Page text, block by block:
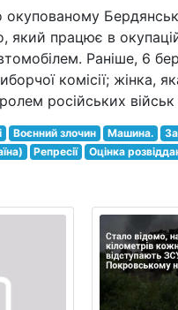
який працює в
Раніше, 6
комісії;
російських
Воєнний злочин Машина.
Репресії Оцінка